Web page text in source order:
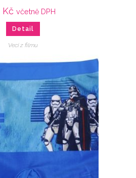
Kč včetně DPH
Detail
Veci z filmu